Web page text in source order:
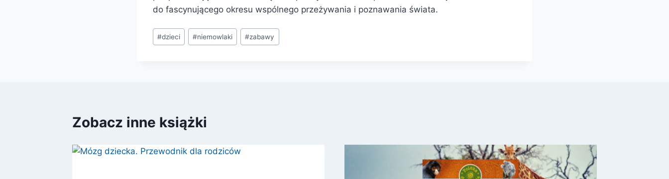
do fascynującego okresu wspólnego przeżywania i poznawania świata.
Tagi
wpisu:
#dzieci #niemowlaki #zabawy
Zobacz inne książki